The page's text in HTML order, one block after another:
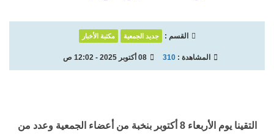
القسم : جديد الجمعية مكتبة الأخبار
المشاهدة :310 08 أكتوبر 2025 - 12:02 ص
التقينا يوم الأربعاء 8 أكتوبر بنخبة من أعضاء الجمعية وعدد من